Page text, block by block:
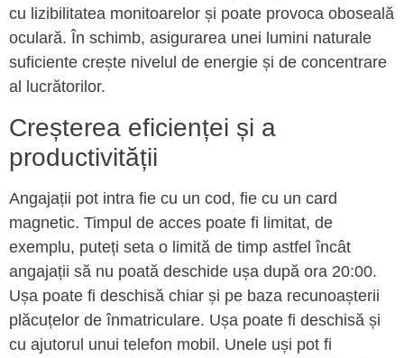
cu lizibilitatea monitoarelor și poate provoca oboseală
oculară. În schimb, asigurarea unei lumini naturale
suficiente crește nivelul de energie și de concentrare
al lucrătorilor.
Creșterea eficienței și a
productivității
Angajații pot intra fie cu un cod, fie cu un card
magnetic. Timpul de acces poate fi limitat, de
exemplu, puteți seta o limită de timp astfel încât
angajații să nu poată deschide ușa după ora 20:00.
Ușa poate fi deschisă chiar și pe baza recunoașterii
plăcuțelor de înmatriculare. Ușa poate fi deschisă și
cu ajutorul unui telefon mobil. Unele uși pot fi